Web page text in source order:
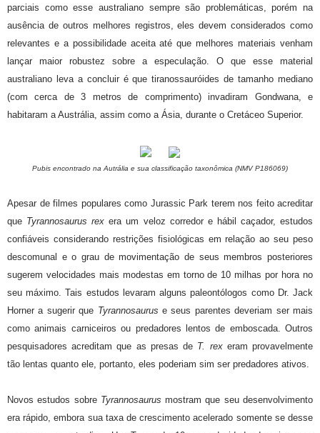
parciais como esse australiano sempre são problemáticas, porém na
ausência de outros melhores registros, eles devem considerados como
relevantes e a possibilidade aceita até que melhores materiais venham
lançar maior robustez sobre a especulação. O que esse material
australiano leva a concluir é que tiranossauróides de tamanho mediano
(com cerca de 3 metros de comprimento) invadiram Gondwana, e
habitaram a Austrália, assim como a Ásia, durante o Cretáceo Superior.
Pubis encontrado na Autrália e sua classificação taxonômica (NMV P186069)
Apesar de filmes populares como Jurassic Park terem nos feito acreditar
que Tyrannosaurus rex era um veloz corredor e hábil caçador, estudos
confiáveis considerando restrições fisiológicas em relação ao seu peso
descomunal e o grau de movimentação de seus membros posteriores
sugerem velocidades mais modestas em torno de 10 milhas por hora no
seu máximo. Tais estudos levaram alguns paleontólogos como Dr. Jack
Horner a sugerir que Tyrannosaurus e seus parentes deveriam ser mais
como animais carniceiros ou predadores lentos de emboscada. Outros
pesquisadores acreditam que as presas de T. rexeram provavelmente
tão lentas quanto ele, portanto, eles poderiam sim ser predadores ativos.
Novos estudos sobre Tyrannosaurus mostram que seu desenvolvimento
era rápido, embora sua taxa de crescimento acelerado somente se desse